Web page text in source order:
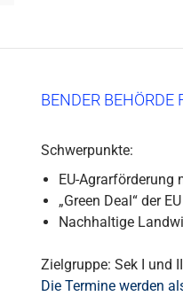
BENDER BEHÖRDE
Schwerpunkte:
EU-
„Green Deal“ der EU
Nachhaltige
Zielgruppe: Sek I und II
Die Termine werden